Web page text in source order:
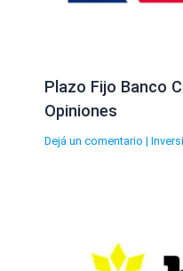
Plazo Fijo Banco
Opiniones
Dejá un comentario |